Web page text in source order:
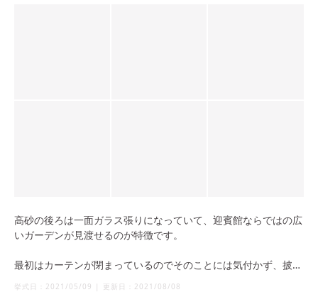
高砂の後ろは一面ガラス張りになっていて、迎賓館ならではの広
いガーデンが見渡せるのが特徴です。
最初はカーテンが閉まっているのでそのことには気付かず、披露
るのでゲストに驚いていただけます。景色が見えてからは広々と
挙式日： 2021/05/09 | 更新日： 2021/08/08